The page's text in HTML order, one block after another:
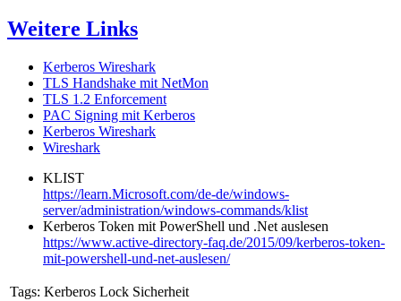
Weitere Links
Kerberos Wireshark
TLS Handshake mit NetMon
TLS 1.2 Enforcement
PAC Signing mit Kerberos
Kerberos Wireshark
Wireshark
KLIST
https://learn.Microsoft.com/de-de/windows-
server/administration/windows-commands/klist
Kerberos Token mit PowerShell und .Net auslesen
https://www.active-directory-faq.de/2015/09/kerberos-token-
mit-powershell-und-net-auslesen/
Tags: Kerberos Lock Sicherheit